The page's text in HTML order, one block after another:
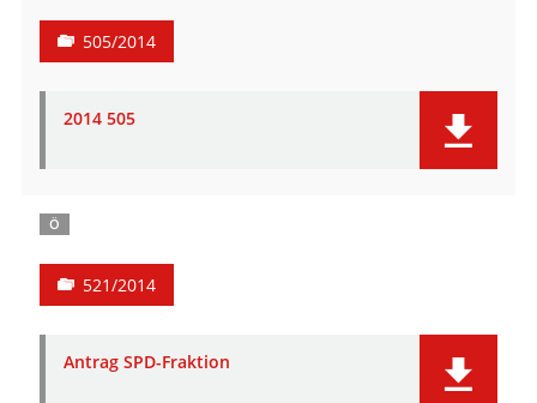
505/2014
2014 505
Ö
521/2014
Antrag SPD-Fraktion